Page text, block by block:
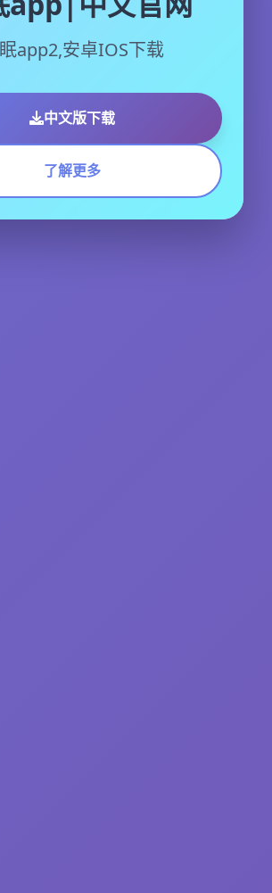
app2,安卓IOS下载
中文版下载
了解更多